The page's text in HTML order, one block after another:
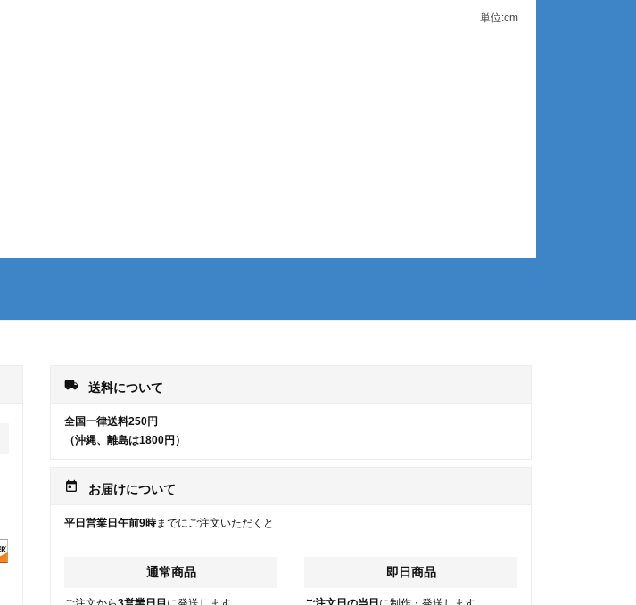
単位:cm
local_shipping 送料について
全国一律送料250円
（沖縄、離島は1800円）
today お届けについて
平日営業日午前9時までにご注文いただくと
通常商品 即日商品